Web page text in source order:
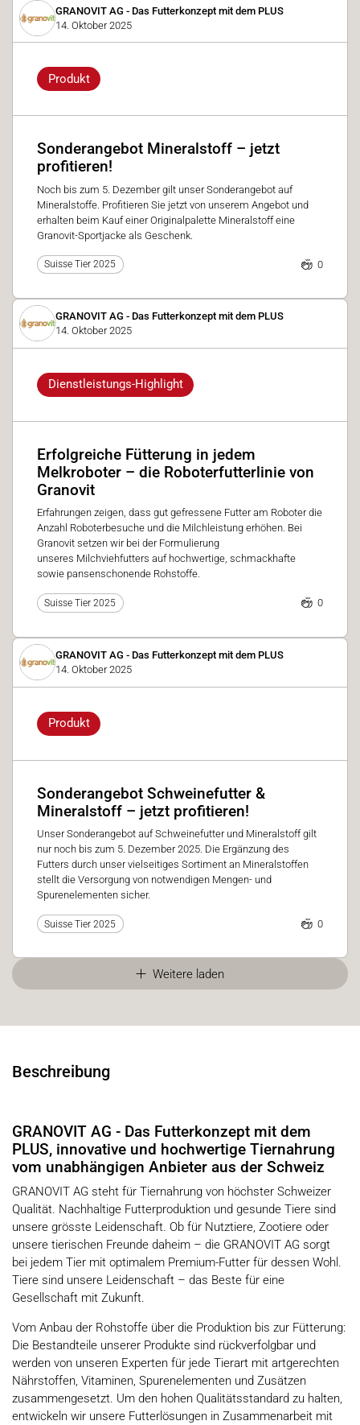
GRANOVIT AG - Das Futterkonzept mit dem PLUS
14. Oktober 2025
Produkt
Sonderangebot Mineralstoff – jetzt
profitieren!
Noch bis zum 5. Dezember gilt unser Sonderangebot auf
Mineralstoffe. Profitieren Sie jetzt von unserem Angebot und
erhalten beim Kauf einer Originalpalette Mineralstoff eine
Granovit-Sportjacke als Geschenk.
Suisse Tier 2025 0
GRANOVIT AG - Das Futterkonzept mit dem PLUS
14. Oktober 2025
Dienstleistungs-Highlight
Erfolgreiche Fütterung in jedem
Melkroboter – die Roboterfutterlinie von
Granovit
Erfahrungen zeigen, dass gut gefressene Futter am Roboter die
Anzahl Roboterbesuche und die Milchleistung erhöhen. Bei
Granovit setzen wir bei der Formulierung
unseres Milchviehfutters auf hochwertige, schmackhafte
sowie pansenschonende Rohstoffe.
Suisse Tier 2025 0
GRANOVIT AG - Das Futterkonzept mit dem PLUS
14. Oktober 2025
Produkt
Sonderangebot Schweinefutter &
Mineralstoff – jetzt profitieren!
Unser Sonderangebot auf Schweinefutter und Mineralstoff gilt
nur noch bis zum 5. Dezember 2025. Die Ergänzung des
Futters durch unser vielseitiges Sortiment an Mineralstoffen
stellt die Versorgung von notwendigen Mengen- und
Spurenelementen sicher.
Suisse Tier 2025 0
Weitere laden
Beschreibung
GRANOVIT AG - Das Futterkonzept mit dem
PLUS, innovative und hochwertige Tiernahrung
vom unabhängigen Anbieter aus der Schweiz
GRANOVIT AG steht für Tiernahrung von höchster Schweizer
Qualität. Nachhaltige Futterproduktion und gesunde Tiere sind
unsere grösste Leidenschaft. Ob für Nutztiere, Zootiere oder
unsere tierischen Freunde daheim – die GRANOVIT AG sorgt
bei jedem Tier mit optimalem Premium-Futter für dessen Wohl.
Tiere sind unsere Leidenschaft – das Beste für eine
Gesellschaft mit Zukunft.
Vom Anbau der Rohstoffe über die Produktion bis zur Fütterung:
Die Bestandteile unserer Produkte sind rückverfolgbar und
werden von unseren Experten für jede Tierart mit artgerechten
Nährstoffen, Vitaminen, Spurenelementen und Zusätzen
zusammengesetzt. Um den hohen Qualitätsstandard zu halten,
entwickeln wir unsere Futterlösungen in Zusammenarbeit mit